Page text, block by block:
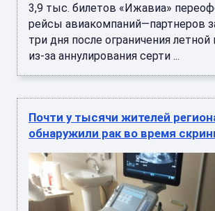
3,9 тыс. билетов «Ижавиа»
рейсы авиакомпаний—партнеров
три дня после ограничения
из-за аннулирования серти ...
Почти у тысячи жителей
обнаружили рак во время